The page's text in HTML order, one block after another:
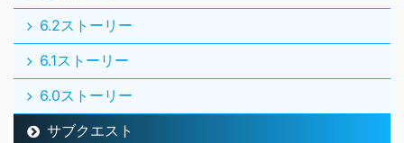
6.2ストーリー
6.1ストーリー
6.0ストーリー
サブクエスト